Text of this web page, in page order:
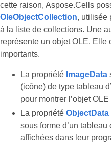
cette raison, Aspose.Cells
OleObjectCollection, utilisée
à la liste de collections. Une
représente un objet OLE. Elle
importants.
La propriété ImageData
(icône) de type tableau
pour montrer l’objet
La propriété ObjectData
sous forme d’un tableau
affichées dans leur